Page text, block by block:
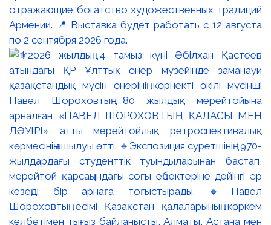
отражающие богатство художественных традиций
Армении. 📍 Выставка будет работать с 12 августа
по 2 сентября 2026 года.